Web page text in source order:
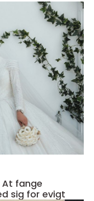
At fange
sig for evigt